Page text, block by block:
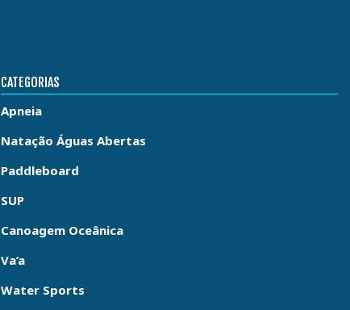
CATEGORIAS
Apneia
Natação Águas Abertas
Paddleboard
SUP
Canoagem Oceânica
Va’a
Water Sports